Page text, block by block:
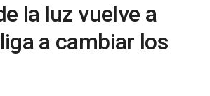
la luz vuelve a
a cambiar los